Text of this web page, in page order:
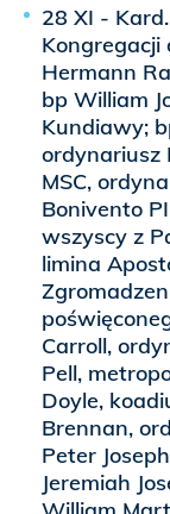
28 XI -
Kongregacji
Hermann
bp William
Kundiawy;
ordynariusz
MSC,
Bonivento
wszyscy z
limina
Carroll,
Pell,
Doyle,
Brennan,
Peter
Jeremiah